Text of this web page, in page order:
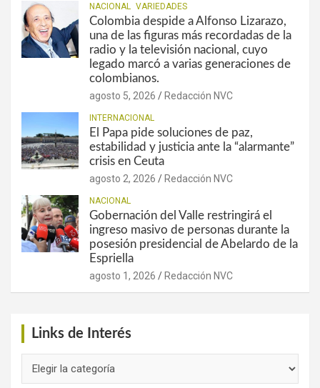
NACIONAL VARIEDADES
Colombia despide a Alfonso Lizarazo,
una de las figuras más recordadas de la
radio y la televisión nacional, cuyo
legado marcó a varias generaciones de
colombianos.
agosto 5, 2026 Redacción NVC
INTERNACIONAL
El Papa pide soluciones de paz,
estabilidad y justicia ante la “alarmante”
crisis en Ceuta
agosto 2, 2026 Redacción NVC
NACIONAL
Gobernación del Valle restringirá el
ingreso masivo de personas durante la
posesión presidencial de Abelardo de la
Espriella
agosto 1, 2026 Redacción NVC
Links de Interés